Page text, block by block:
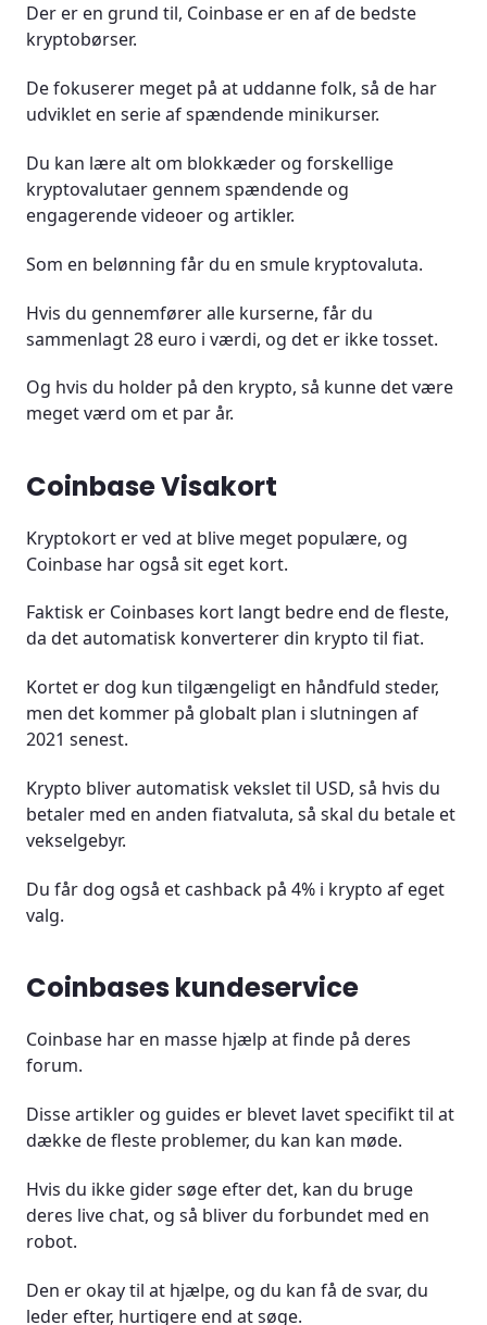
Der er en grund til, Coinbase er en af de bedste
kryptobørser.
De fokuserer meget på at uddanne folk, så de har
udviklet en serie af spændende minikurser.
Du kan lære alt om blokkæder og forskellige
kryptovalutaer gennem spændende og
engagerende videoer og artikler.
Som en belønning får du en smule kryptovaluta.
Hvis du gennemfører alle kurserne, får du
sammenlagt 28 euro i værdi, og det er ikke tosset.
Og hvis du holder på den krypto, så kunne det være
meget værd om et par år.
Coinbase Visakort
Kryptokort er ved at blive meget populære, og
Coinbase har også sit eget kort.
Faktisk er Coinbases kort langt bedre end de fleste,
da det automatisk konverterer din krypto til fiat.
Kortet er dog kun tilgængeligt en håndfuld steder,
men det kommer på globalt plan i slutningen af
2021 senest.
Krypto bliver automatisk vekslet til USD, så hvis du
betaler med en anden fiatvaluta, så skal du betale et
vekselgebyr.
Du får dog også et cashback på 4% i krypto af eget
valg.
Coinbases kundeservice
Coinbase har en masse hjælp at finde på deres
forum.
Disse artikler og guides er blevet lavet specifikt til at
dække de fleste problemer, du kan kan møde.
Hvis du ikke gider søge efter det, kan du bruge
deres live chat, og så bliver du forbundet med en
robot.
Den er okay til at hjælpe, og du kan få de svar, du
leder efter, hurtigere end at søge.